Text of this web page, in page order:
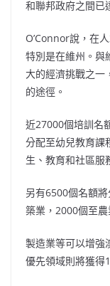
和聯邦政府之間已
O’Connor說，在
特別是在維州。與
大的經濟挑戰之一
的途徑。
近27000個培訓名
分配至幼兒教育課
生、教育和社區服
另有6500個名額
築業，2000個至
製造業等可以增強
優先領域則將獲得